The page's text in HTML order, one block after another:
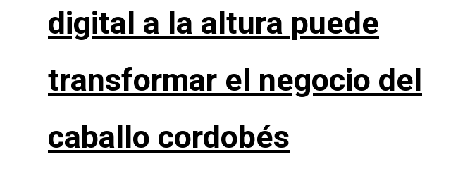
digital a la altura puede
transformar el negocio del
caballo cordobés